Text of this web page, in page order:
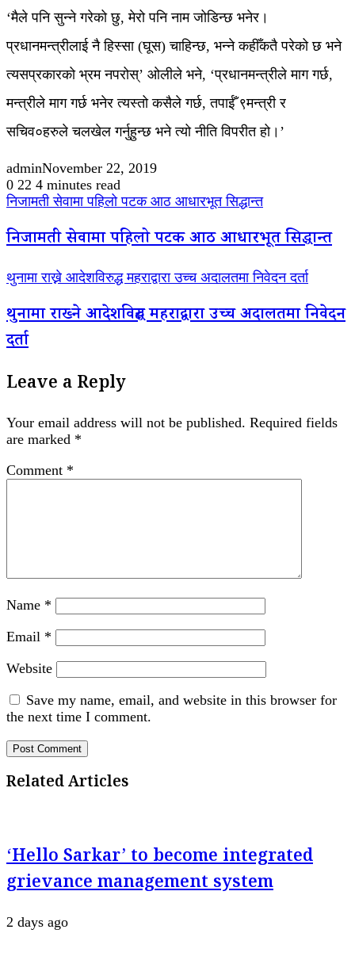
‘मैले पनि सुन्ने गरेको छु, मेरो पनि नाम जोडिन्छ भनेर।
प्रधानमन्त्रीलाई नै हिस्सा (घूस) चाहिन्छ, भन्ने कहीँकतै परेको छ भने
त्यसप्रकारको भ्रम नपरोस्’ ओलीले भने, ‘प्रधानमन्त्रीले माग गर्छ,
मन्त्रीले माग गर्छ भनेर त्यस्तो कसैले गर्छ, तपाईँ ९मन्त्री र
सचिव०हरुले चलखेल गर्नुहुन्छ भने त्यो नीति विपरीत हो।’
adminNovember 22, 2019
0 22 4 minutes read
निजामती सेवामा पहिलो पटक आठ आधारभूत सिद्धान्त
निजामती सेवामा पहिलो पटक आठ आधारभूत सिद्धान्त
थुनामा राख्ने आदेशविरुद्ध महराद्वारा उच्च अदालतमा निवेदन दर्ता
थुनामा राख्ने आदेशविरुद्ध महराद्वारा उच्च अदालतमा निवेदन
दर्ता
Leave a Reply
Your email address will not be published. Required fields
are marked *
Comment *
Name *
Email *
Website
Save my name, email, and website in this browser for
the next time I comment.
Related Articles
‘Hello Sarkar’ to become integrated
grievance management system
2 days ago